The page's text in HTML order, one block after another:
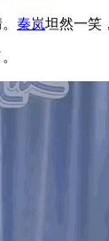
秦岚坦然一笑